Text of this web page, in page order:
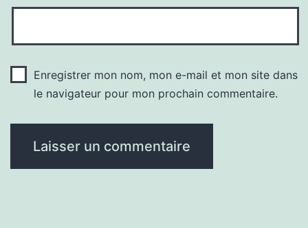
Enregistrer mon nom, mon e-mail et mon site dans
le navigateur pour mon prochain commentaire.